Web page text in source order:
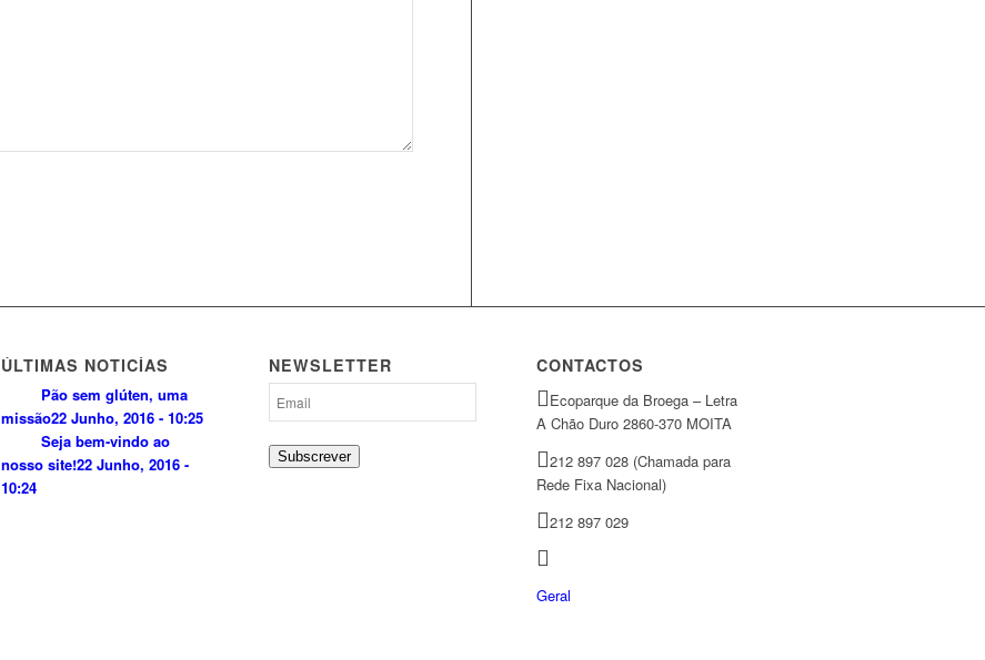
ÚLTIMAS NOTICÍAS
Pão sem glúten, uma
missão22 Junho, 2016 - 10:25
Seja bem-vindo ao
nosso site!22 Junho, 2016 -
10:24
NEWSLETTER
Subscrever
CONTACTOS
Ecoparque da Broega – Letra
A Chão Duro 2860-370 MOITA
212 897 028 (Chamada para
Rede Fixa Nacional)
212 897 029
Geral